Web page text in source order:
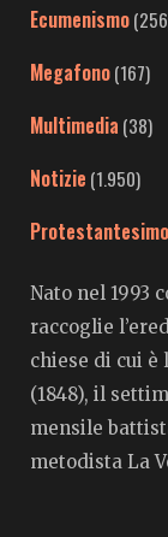
Ecumenismo
Megafono(167)
Multimedia (38)
Notizie (1.950)
Protestantesimo
Nato nel 1993
raccoglie
chiese di cui è
(1848), il
mensile
metodista La